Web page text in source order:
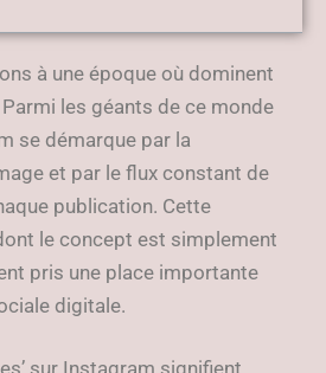
sur Instagram
à une époque où dominent
les géants de ce monde
se démarque par la
et par le flux constant de
publication. Cette
le concept est simplement
pris une place importante
digitale.
sur Instagram signifient